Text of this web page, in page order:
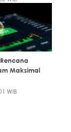
Maksimal
WIB